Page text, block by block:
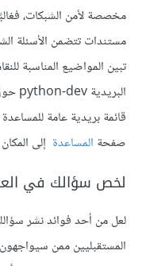
مخصصة لأمن الشبكات،
تبين المواضيع المناسبة
البريدية python-dev حول الميزات التصميمية
قائمة بريدية عامة
صفحة المساعدة إلى
لخص سؤالك في
لعل من أحد فوائد نشر
المستقبليين ممن